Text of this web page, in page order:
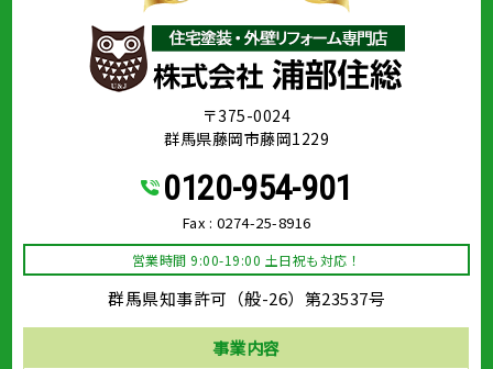
〒375-0024
群馬県藤岡市藤岡1229
0120-954-901
Fax : 0274-25-8916
営業時間 9:00-19:00 土日祝も対応！
群馬県知事許可（般-26）第23537号
事業内容